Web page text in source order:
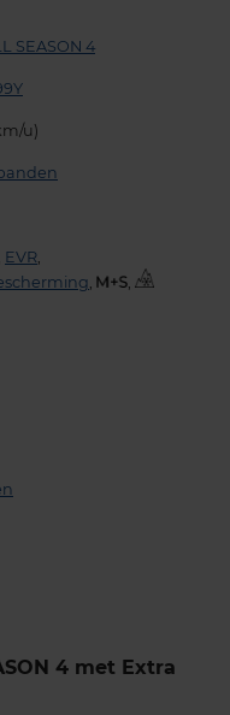
SEASON 4
u)
EVR
,
4 met Extra